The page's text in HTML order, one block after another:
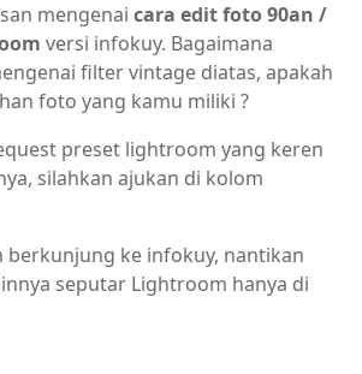
mengenai cara edit foto 90an /
versi infokuy. Bagaimana
filter vintage diatas, apakah
foto yang kamu miliki ?
preset lightroom yang keren
silahkan ajukan di kolom
berkunjung ke infokuy, nantikan
seputar Lightroom hanya di